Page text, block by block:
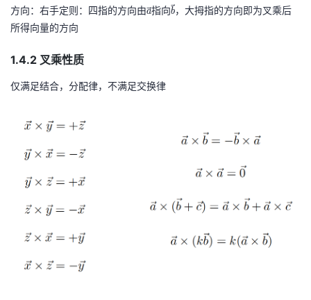
V
er
v
e
a
v
e
b
V
er
V
a
VVvV
p
方向：右手定则：四指的方向由\
a指向\
b，大拇指的方向即为叉乘后
所得向量的方向
1.4.2 叉乘性质
仅满足结合，分配律，不满足交换律